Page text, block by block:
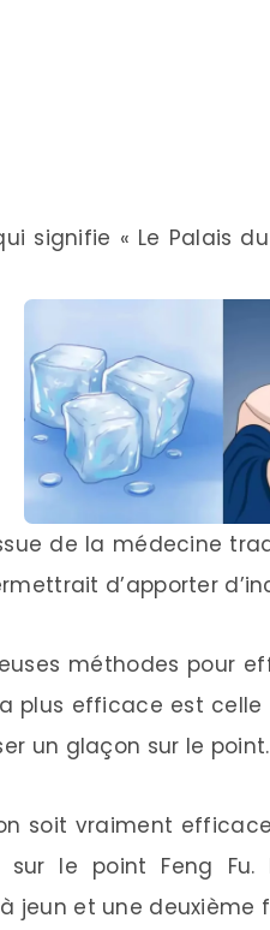
signifie « Le Palais
de la médecine
d’apporter
méthodes pour
plus efficace est
un glaçon sur le point.
soit vraiment
sur le point Feng
jeun et une deuxième